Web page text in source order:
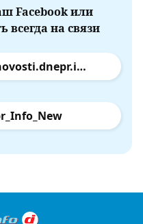
Facebook или
всегда на связи
facebook.com/novosti.dnepr.info